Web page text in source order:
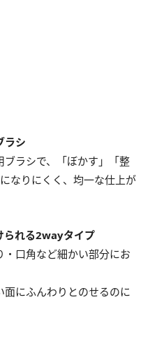
ラシ
ブラシで、「ぼかす」「整
なりにくく、均一な仕上が
られる2wayタイプ
・口角など細かい部分にお
面にふんわりとのせるのに